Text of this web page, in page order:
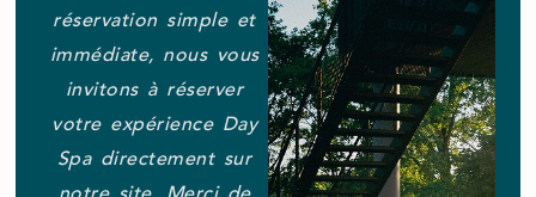
Nous construisons un parking de 75 places. Livraison
prévue début 2025. Durant la période de travaux, voici
quelques alternatives de stationnement public : 1. en
face de l’hôtel 2. rue Mont Saint Jean, côté opposé au
restaurant Dragon d’Or 3. parking de l’Altau à 150m
réservation simple et
immédiate, nous vous
invitons à réserver
votre expérience Day
Spa directement sur